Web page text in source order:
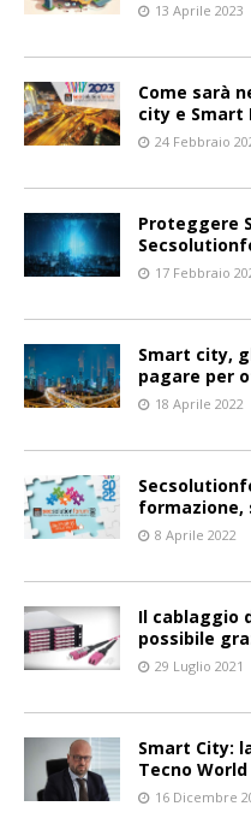
13 Aprile 2023
Come sarà
city e Smart
24 Febbraio
Proteggere
17 Febbraio
Smart city,
pagare per
18 Aprile 2022
formazione,
8 Aprile 2022
Il cablaggio
possibile
29 Luglio 2021
Smart City:
Tecno World
16 Dicembre